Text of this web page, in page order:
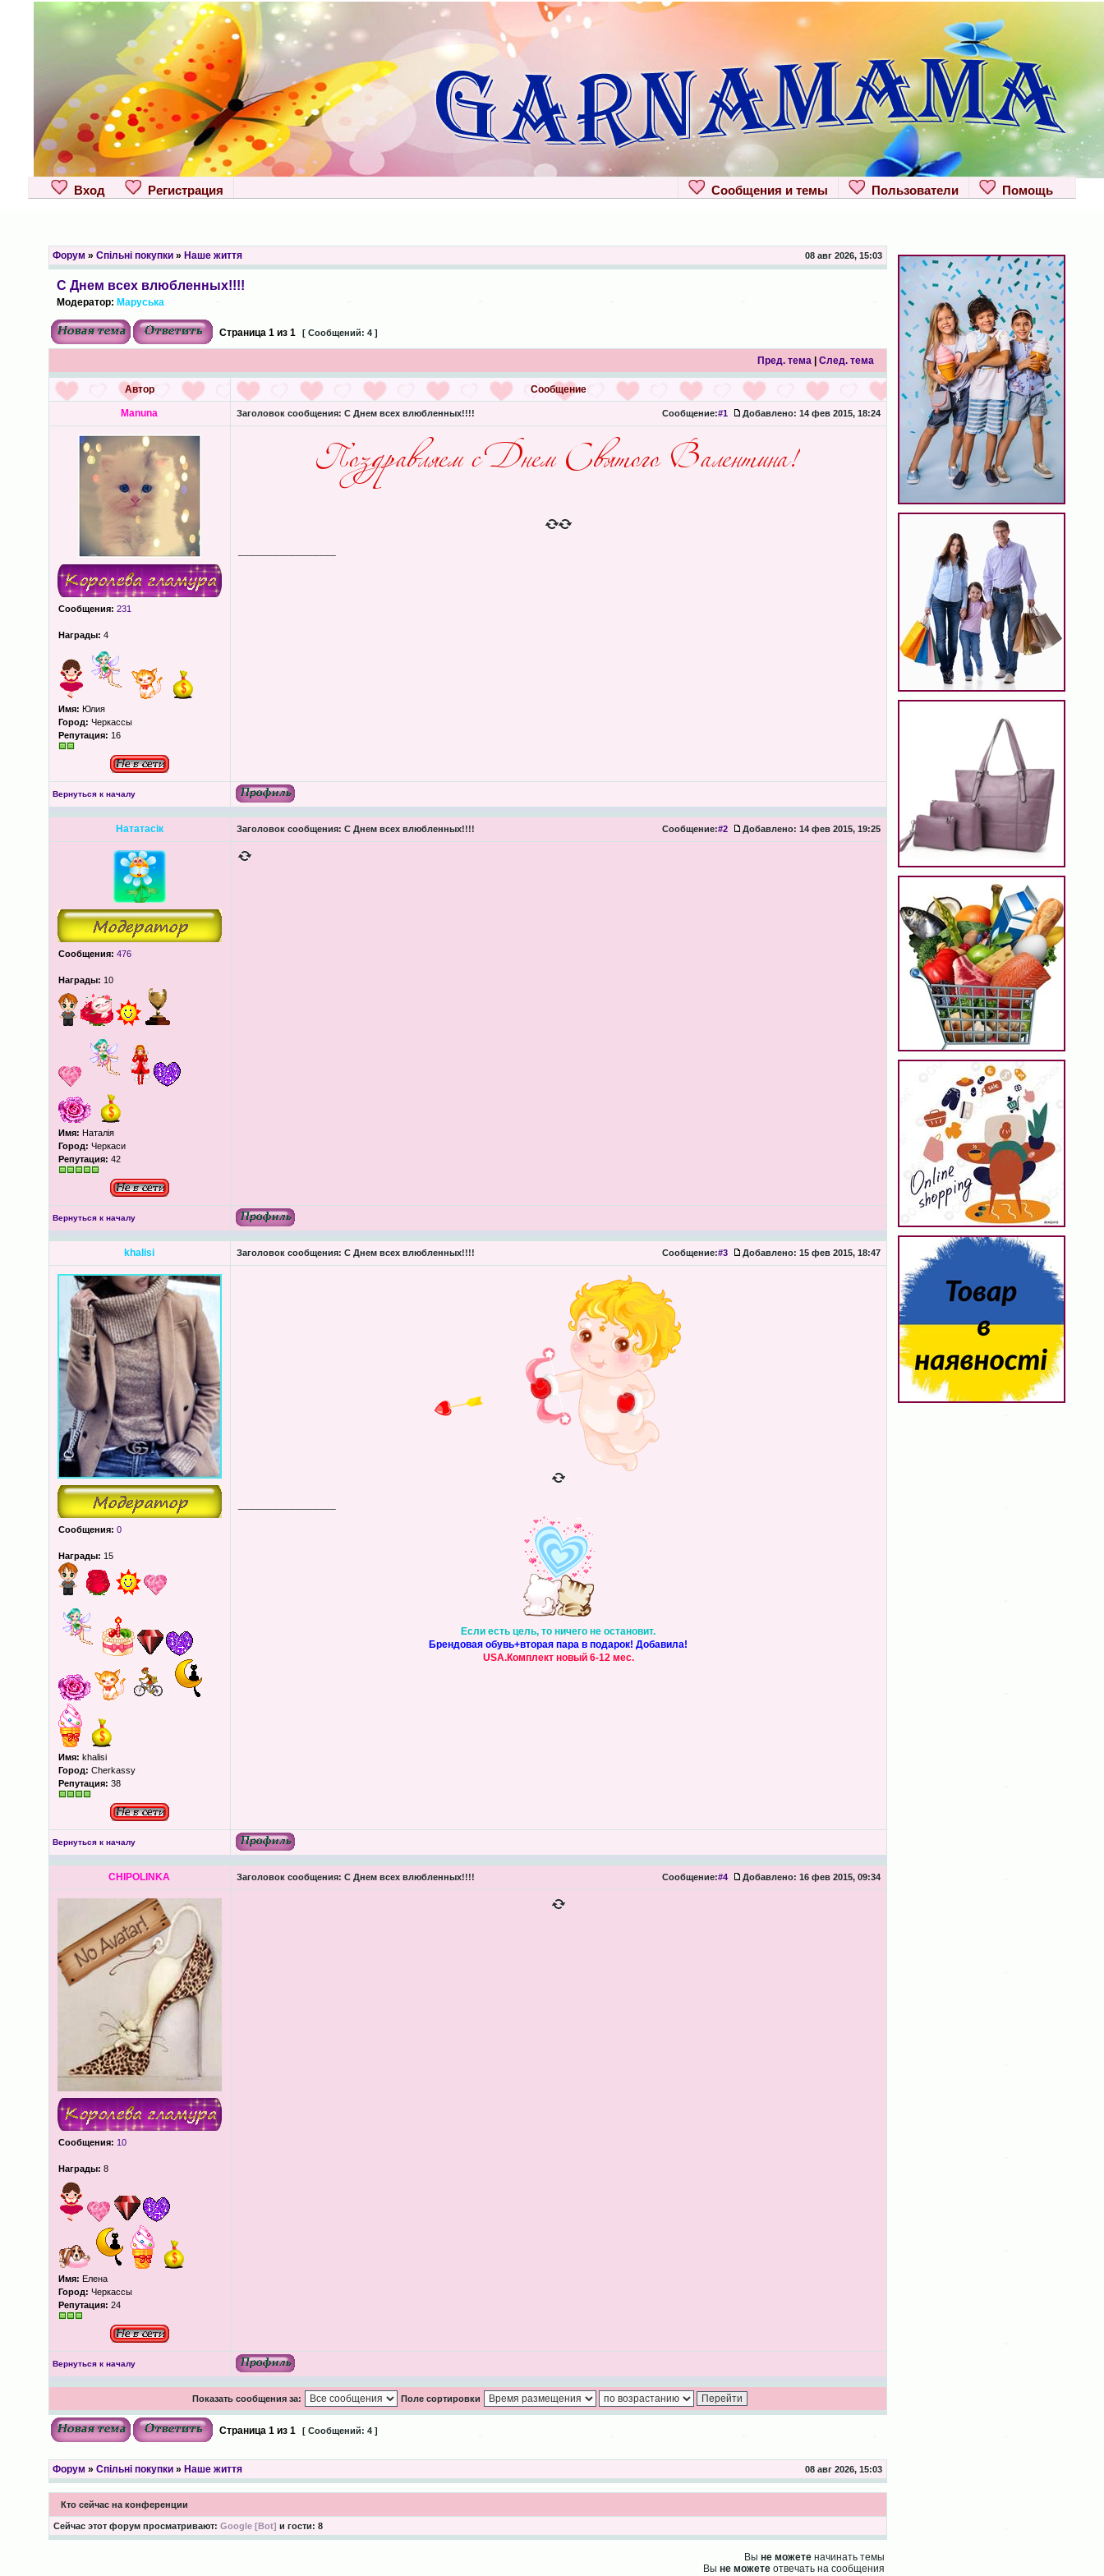
Вход Регистрация Помощь
Пользователи
Сообщения и темы
Форум » Спільні покупки» Наше життя 08 авг 2026, 15:03
С Днем всех влюбленных!!!!
Модератор: Маруська
Страница 1из 1 [ Сообщений: 4 ]
Пред. тема| След. тема
Автор Сообщение
Manuna Заголовок сообщения: С Днем всех влюбленных!!!! Сообщение:#1 Добавлено: 14 фев 2015, 18:24
Сообщения: 231
Награды: 4
Имя: Юлия
Город: Черкассы
Репутация: 16
Вернуться к началу
Нататасік Заголовок сообщения: С Днем всех влюбленных!!!! Сообщение:#2 Добавлено: 14 фев 2015, 19:25
Сообщения: 476
Награды: 10
Имя: Наталія
Город: Черкаси
Репутация: 42
Вернуться к началу
khalisi Заголовок сообщения: С Днем всех влюбленных!!!! Сообщение:#3 Добавлено: 15 фев 2015, 18:47
Сообщения: 0
Награды: 15
Имя: khalisi
Город: Cherkassy
Репутация: 38
Если есть цель, то ничего не остановит.
Брендовая обувь+вторая пара в подарок! Добавила!
USA.Комплект новый 6-12 мес.
Вернуться к началу
CHIPOLINKA Заголовок сообщения: С Днем всех влюбленных!!!! Сообщение:#4 Добавлено: 16 фев 2015, 09:34
Сообщения: 10
Награды: 8
Имя: Елена
Город: Черкассы
Репутация: 24
Вернуться к началу
Показать сообщения за: Поле сортировки
Страница 1из 1 [ Сообщений: 4 ]
Форум » Спільні покупки» Наше життя 08 авг 2026, 15:03
Кто сейчас на конференции
Сейчас этот форум просматривают: Google [Bot] и гости: 8
Вы не можетеначинать темы
Вы не можетеотвечать на сообщения